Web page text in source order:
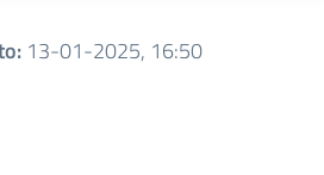
: 13-01-2025, 16:50